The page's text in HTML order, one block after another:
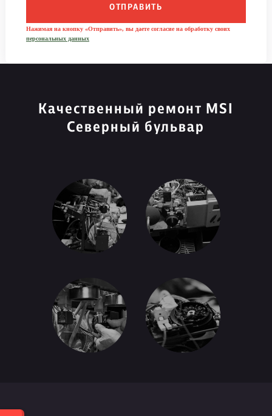
ОТПРАВИТЬ
Нажимая на кнопку «Отправить», вы даете согласие на обработку своих
персональных данных
Качественный ремонт MSI
Северный бульвар